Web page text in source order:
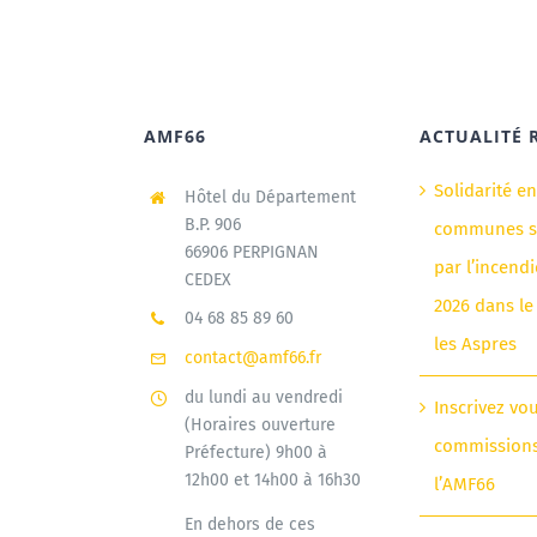
AMF66
Hôtel du Département
B.P. 906
66906 PERPIGNAN
CEDEX
04 68 85 89 60
contact@amf66.fr
du lundi au vendredi
(Horaires ouverture
Préfecture) 9h00 à
12h00 et 14h00 à 16h30
En dehors de ces
ACTUALITÉ
Solidarité
communes
par
2026 dans
les Aspres
Inscrivez
l’AMF66